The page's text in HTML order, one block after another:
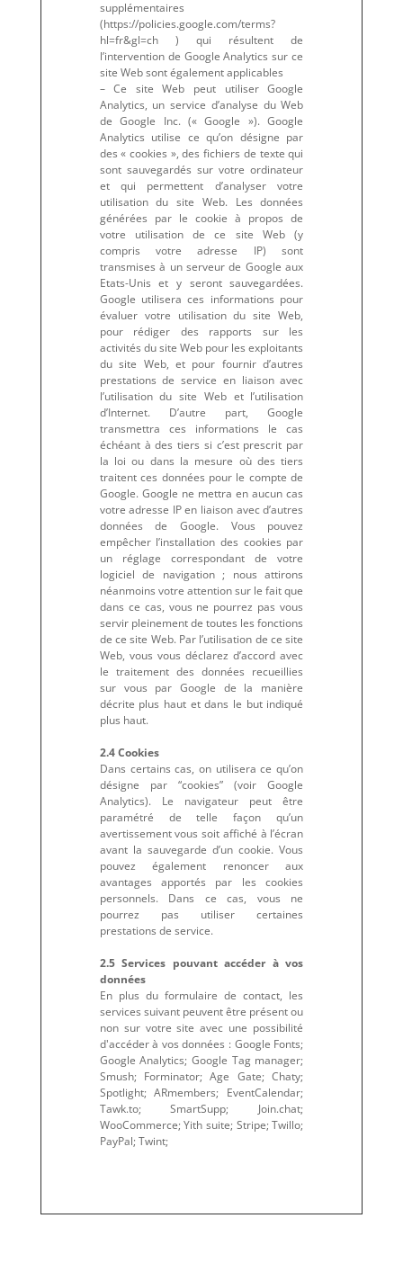
supplémentaires
(https://policies.google.com/terms?
hl=fr&gl=ch ) qui résultent de
l’intervention de Google Analytics sur ce
site Web sont également applicables
– Ce site Web peut utiliser Google
Analytics, un service d’analyse du Web
de Google Inc. (« Google »). Google
Analytics utilise ce qu’on désigne par
des « cookies », des fichiers de texte qui
sont sauvegardés sur votre ordinateur
et qui permettent d’analyser votre
utilisation du site Web. Les données
générées par le cookie à propos de
votre utilisation de ce site Web (y
compris votre adresse IP) sont
transmises à un serveur de Google aux
Etats-Unis et y seront sauvegardées.
Google utilisera ces informations pour
évaluer votre utilisation du site Web,
pour rédiger des rapports sur les
activités du site Web pour les exploitants
du site Web, et pour fournir d’autres
prestations de service en liaison avec
l’utilisation du site Web et l’utilisation
d’Internet. D’autre part, Google
transmettra ces informations le cas
échéant à des tiers si c’est prescrit par
la loi ou dans la mesure où des tiers
traitent ces données pour le compte de
Google. Google ne mettra en aucun cas
votre adresse IP en liaison avec d’autres
données de Google. Vous pouvez
empêcher l’installation des cookies par
un réglage correspondant de votre
logiciel de navigation ; nous attirons
néanmoins votre attention sur le fait que
dans ce cas, vous ne pourrez pas vous
servir pleinement de toutes les fonctions
de ce site Web. Par l’utilisation de ce site
Web, vous vous déclarez d’accord avec
le traitement des données recueillies
sur vous par Google de la manière
décrite plus haut et dans le but indiqué
plus haut.
2.4 Cookies
Dans certains cas, on utilisera ce qu’on
désigne par “cookies” (voir Google
Analytics). Le navigateur peut être
paramétré de telle façon qu’un
avertissement vous soit affiché à l’écran
avant la sauvegarde d’un cookie. Vous
pouvez également renoncer aux
avantages apportés par les cookies
personnels. Dans ce cas, vous ne
pourrez pas utiliser certaines
prestations de service.
2.5 Services pouvant accéder à vos
données
En plus du formulaire de contact, les
services suivant peuvent être présent ou
non sur votre site avec une possibilité
d'accéder à vos données : Google Fonts;
Google Analytics; Google Tag manager;
Smush; Forminator; Age Gate; Chaty;
Spotlight; ARmembers; EventCalendar;
Tawk.to; SmartSupp; Join.chat;
WooCommerce; Yith suite; Stripe; Twillo;
PayPal; Twint;